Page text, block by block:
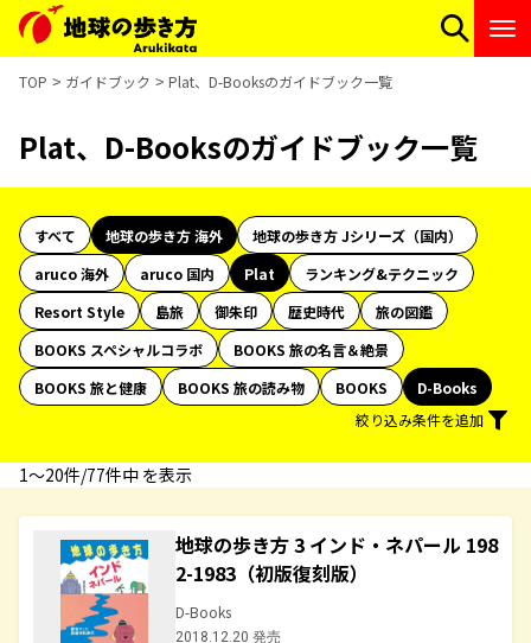
TOP ガイドブック Plat、D-Booksのガイドブック一覧
Plat、D-Booksのガイドブック一覧
すべて 地球の歩き方 海外
地球の歩き方 Jシリーズ（国内）
aruco 海外
aruco 国内 Plat
ランキング&テクニック
Resort Style
島旅 御朱印 歴史時代
旅の図鑑
BOOKS スペシャルコラボ
BOOKS 旅の名言＆絶景
BOOKS 旅と健康
BOOKS 旅の読み物 BOOKS
D-Books
絞り込み条件を追加
1〜20件/77件中 を表示
地球の歩き方 3 インド・ネパール 198
2-1983（初版復刻版）
D-Books
2018.12.20 発売